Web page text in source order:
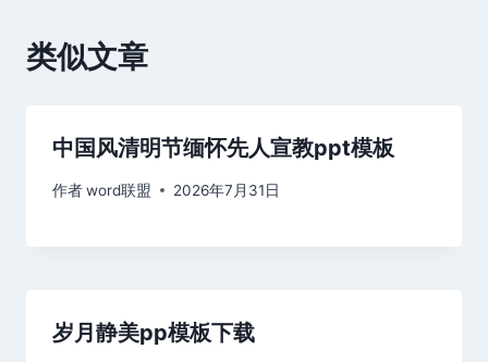
类似文章
中国风清明节缅怀先人宣教ppt模板
作者word联盟 2026年7月31日
岁月静美pp模板下载